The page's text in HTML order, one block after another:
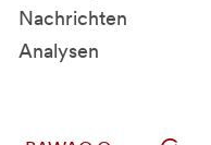
Nachrichten
Analysen